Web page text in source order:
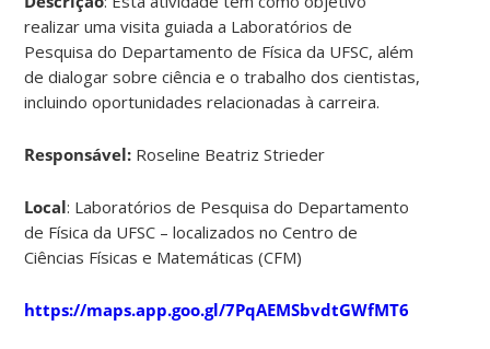
realizar uma visita guiada a Laboratórios de
Pesquisa do Departamento de Física da UFSC, além
de dialogar sobre ciência e o trabalho dos cientistas,
incluindo oportunidades relacionadas à carreira.
Responsável: Roseline Beatriz Strieder
Local: Laboratórios de Pesquisa do Departamento
de Física da UFSC – localizados no Centro de
Ciências Físicas e Matemáticas (CFM)
https://maps.app.goo.gl/7PqAEMSbvdtGWfMT6